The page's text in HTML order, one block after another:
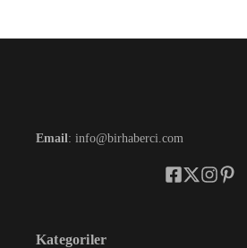
Email : info@birhaberci.com
Kategoriler